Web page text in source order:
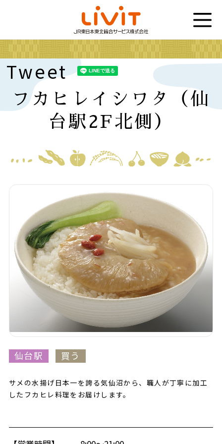
Tweet
フカヒレイシワタ（仙
台駅2F北側）
仙台駅 買う
サメの水揚げ日本一を誇る気仙沼から、職人が丁寧に加工
したフカヒレ料理をお届けします。